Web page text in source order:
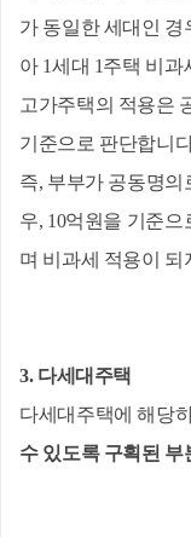
가 동일한 세대인 경
아 1세대 1주택 비
고가주택의 적용은
기준으로 판단합니
즉, 부부가 공동명의
우, 10억원을 기준으
며 비과세 적용이 되
3. 다세대주택
다세대주택에 해당
수 있도록 구획된